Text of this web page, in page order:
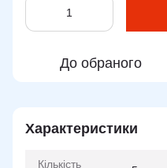
До обраного
Характеристики
Кількість